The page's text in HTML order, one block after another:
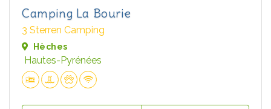
Camping La Bourie
3 Sterren Camping
Hèches
Hautes-Pyrénées